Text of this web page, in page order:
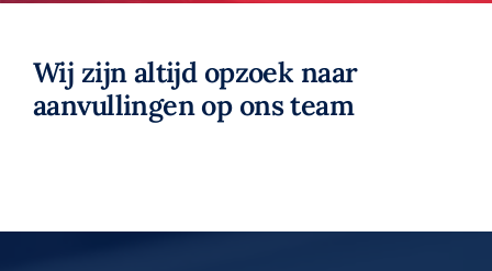
Wij zijn altijd opzoek naar
aanvullingen op ons team